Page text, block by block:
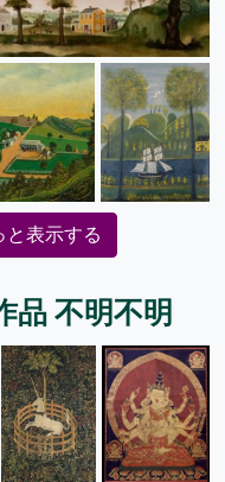
表示する
品 不明不明